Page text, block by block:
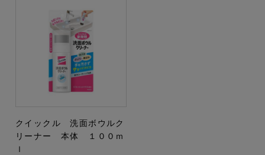
クイックル 洗面ボウルク
リーナー 本体 １００ｍ
ｌ